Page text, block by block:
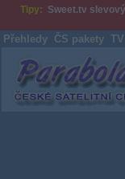
Tipy: Sweet.tv
Přehledy ČS pakety